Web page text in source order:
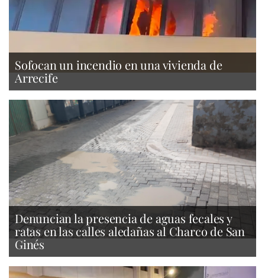
Sofocan un incendio en una vivienda de
Arrecife
Denuncian la presencia de aguas fecales y
ratas en las calles aledañas al Charco de San
Ginés